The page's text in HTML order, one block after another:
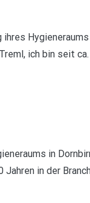
ich bin seit
in
in der